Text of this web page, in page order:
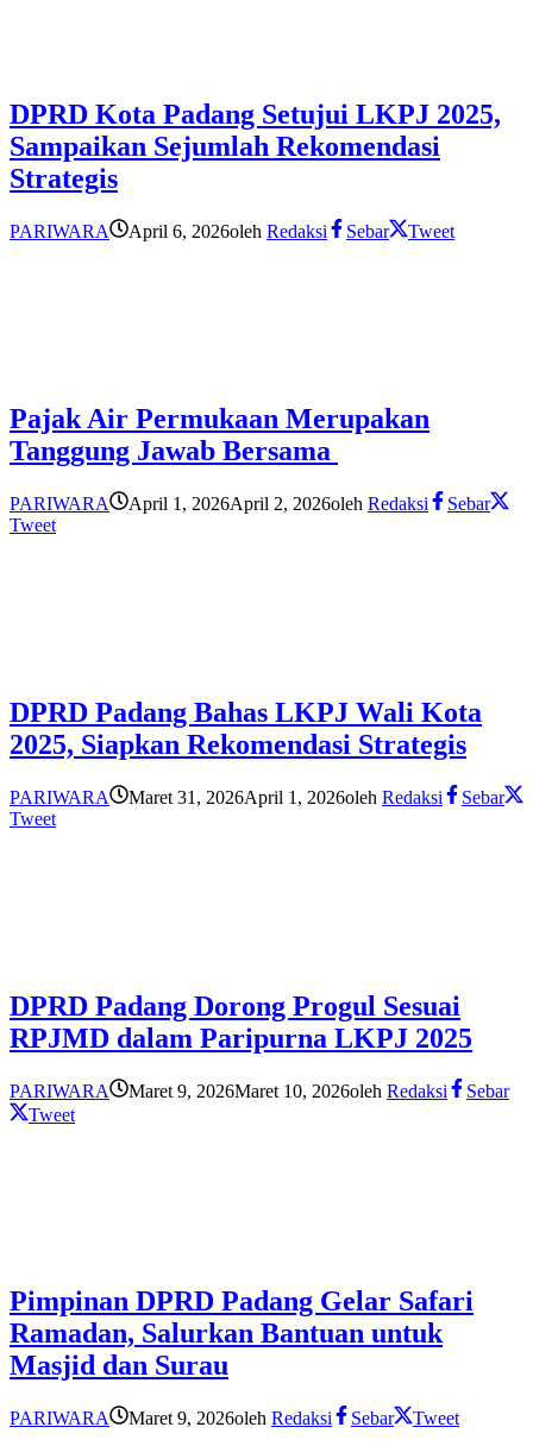
DPRD Kota Padang Setujui LKPJ 2025,
Sampaikan Sejumlah Rekomendasi
Strategis
PARIWARA April 6, 2026oleh Redaksi Sebar Tweet
Pajak Air Permukaan Merupakan
Tanggung Jawab Bersama
PARIWARA April 1, 2026April 2, 2026oleh Redaksi
Sebar
Tweet
DPRD Padang Bahas LKPJ Wali Kota
2025, Siapkan Rekomendasi Strategis
PARIWARA Maret 31, 2026April 1, 2026oleh Redaksi
Sebar
Tweet
DPRD Padang Dorong Progul Sesuai
RPJMD dalam Paripurna LKPJ 2025
PARIWARA Maret 9, 2026Maret 10, 2026oleh Redaksi
Sebar
Tweet
Pimpinan DPRD Padang Gelar Safari
Ramadan, Salurkan Bantuan untuk
Masjid dan Surau
PARIWARA Maret 9, 2026oleh Redaksi Sebar Tweet